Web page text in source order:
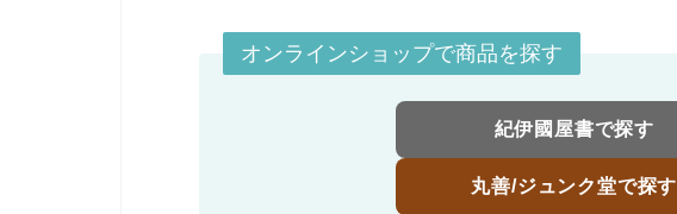
オンラインショップで商品を探す
紀伊國屋書で探す
丸善/ジュンク堂で探す